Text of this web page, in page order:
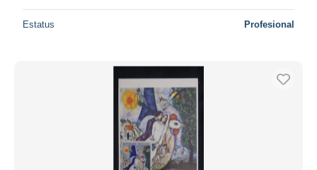
Estatus Profesional